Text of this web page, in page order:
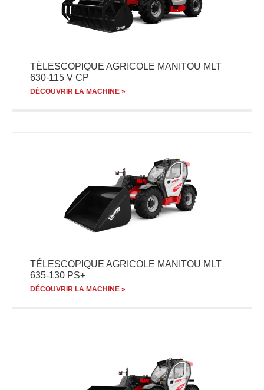
TÉLESCOPIQUE AGRICOLE MANITOU MLT
630-115 V CP
DÉCOUVRIR LA MACHINE »
TÉLESCOPIQUE AGRICOLE MANITOU MLT
635-130 PS+
DÉCOUVRIR LA MACHINE »